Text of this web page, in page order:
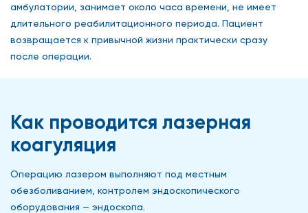
амбулатории, занимает около часа времени, не имеет
длительного реабилитационного периода. Пациент
возвращается к привычной жизни практически сразу
после операции.
Как проводится лазерная
коагуляция
Операцию лазером выполняют под местным
обезболиванием, контролем эндоскопического
оборудования — эндоскопа.